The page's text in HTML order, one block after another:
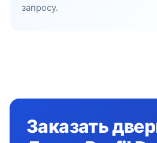
запросу.
Заказать